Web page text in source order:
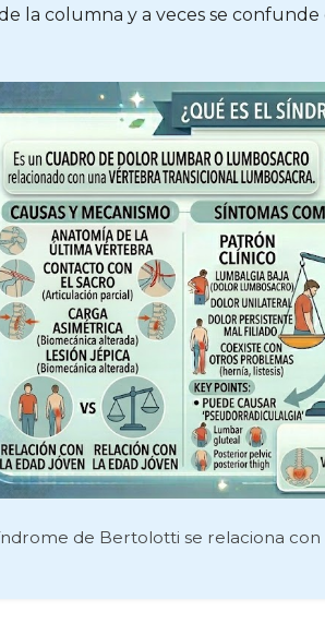
la columna y a veces se
de Bertolotti se relaciona